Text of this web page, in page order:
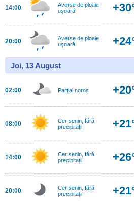
14:00
Averse de ploaie
uşoară
20:00
Averse de ploaie
uşoară
Joi, 13 August
02:00 Parţial noros
08:00
Cer senin, fără
precipitații
14:00
Cer senin, fără
precipitații
20:00
Cer senin, fără
precipitații